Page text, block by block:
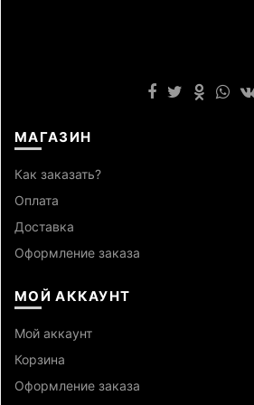
МАГАЗИН
Как заказать?
Оплата
Доставка
Оформление заказа
МОЙ АККАУНТ
Мой аккаунт
Корзина
Оформление заказа